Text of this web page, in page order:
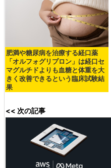
肥満や糖尿病を治療する経口薬
「オルフォグリプロン」は経口セ
マグルチドよりも血糖と体重を大
きく改善できるという臨床試験結
果
<< 次の記事